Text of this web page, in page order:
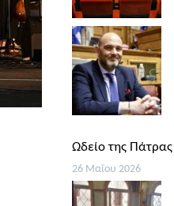
Ωδείο της Πάτρας
26 Μαΐου 2026